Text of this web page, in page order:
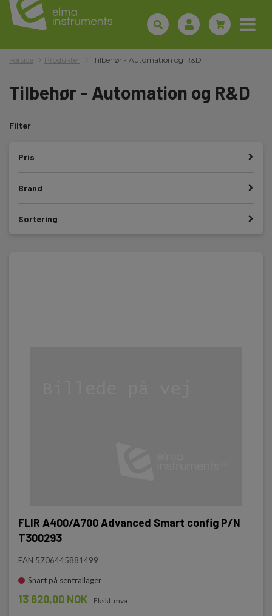
Forside Produkter Tilbehør - Automation og R&D
Tilbehør - Automation og R&D
Filter
Pris
Brand
Sortering
FLIR A400/A700 Advanced Smart config P/N
T300293
EAN 5706445881499
Snart på sentrallager
13 620,00 NOK Ekskl. mva